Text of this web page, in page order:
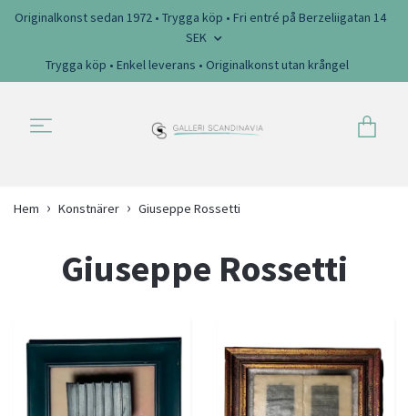
Originalkonst sedan 1972 • Trygga köp • Fri entré på Berzeliigatan 14
SEK
Trygga köp • Enkel leverans • Originalkonst utan krångel
Hem Konstnärer Giuseppe Rossetti
Giuseppe Rossetti